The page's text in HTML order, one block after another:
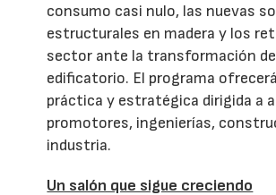
consumo casi nulo, las nuevas
estructurales en madera y los
sector ante la transformación
edificatorio. El programa
práctica y estratégica dirigida a
promotores, ingenierías,
industria.
Un salón que sigue creciendo